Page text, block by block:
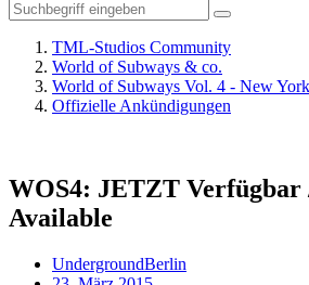
TML-Studios Community
World of Subways & co.
World of Subways Vol. 4 - New
Offizielle Ankündigungen
WOS4: JETZT Verfügbar
Available
UndergroundBerlin